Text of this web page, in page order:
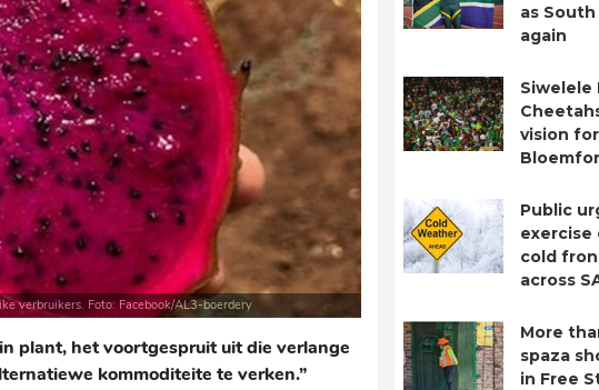
verbruikers. Foto: Facebook/AL3-boerdery
plant, het voortgespruit uit die verlange
kommoditeite te verken.”
as
again
Siwelele
vision for
Public
exercise
cold
across
More
spaza
in Free